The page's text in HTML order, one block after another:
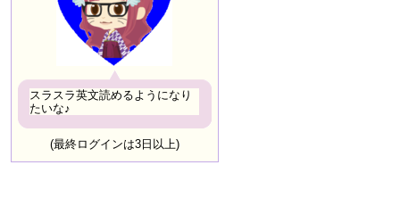
スラスラ英文読めるようになり
たいな♪
(最終ログインは3日以上)